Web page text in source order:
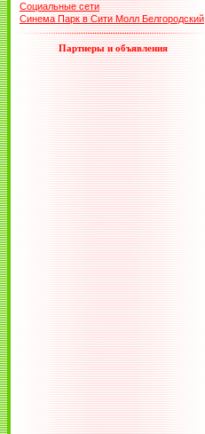
Социальные сети
Синема Парк в Сити Молл Белгородский
Партнеры и объявления